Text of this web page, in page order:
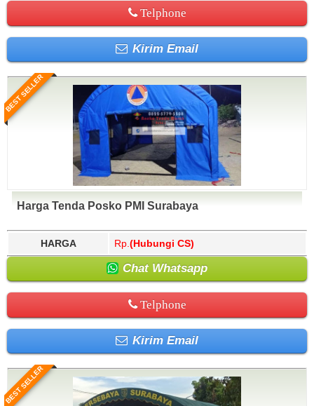
Telphone
Kirim Email
BEST SELLER
Harga Tenda Posko PMI Surabaya
HARGA Rp. (Hubungi CS)
Chat Whatsapp
Telphone
Kirim Email
BEST SELLER